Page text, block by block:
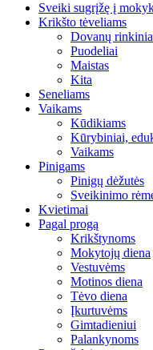
Sveiki sugrįžę į
Krikšto tėveliams
Dovanų
Puodeliai
Maistas
Kita
Seneliams
Vaikams
Kūdikiams
Kūrybiniai,
Vaikams
Pinigams
Pinigų dėžutės
Sveikinimo
Kvietimai
Pagal progą
Krikštynoms
Mokytojų diena
Vestuvėms
Motinos diena
Tėvo diena
Įkurtuvėms
Gimtadieniui
Palankynoms